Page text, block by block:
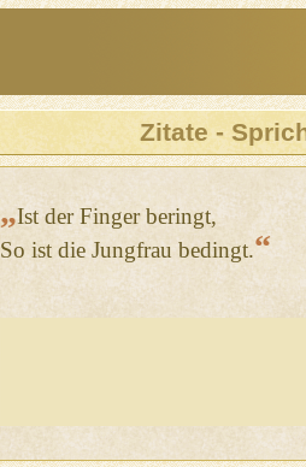
Zitate -
„Ist der Finger beringt,
So ist die Jungfrau bedingt.“